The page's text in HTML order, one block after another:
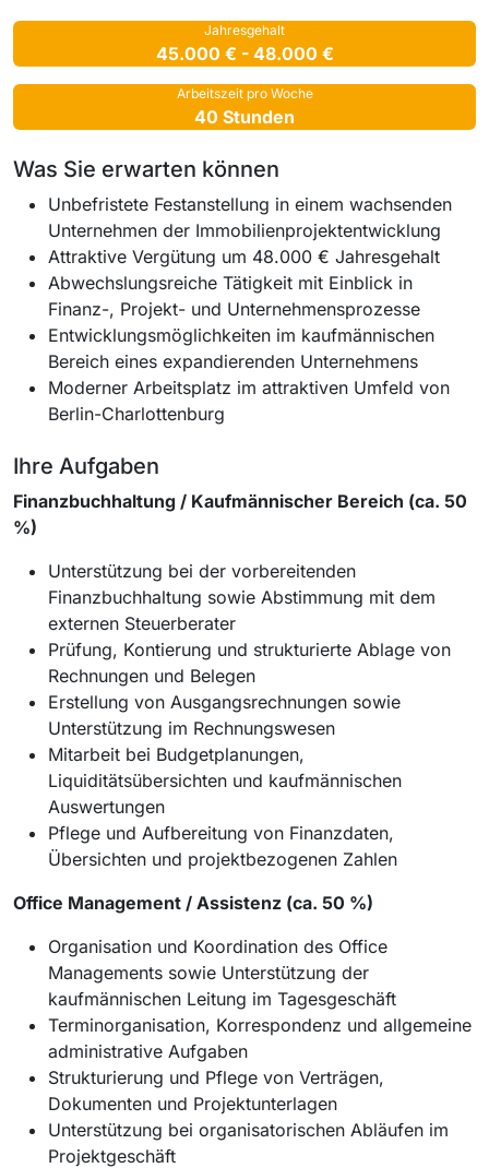
Jahresgehalt
45.000 € - 48.000 €
Arbeitszeit pro Woche
40 Stunden
Was Sie erwarten können
Unbefristete Festanstellung in einem wachsenden
Unternehmen der Immobilienprojektentwicklung
Attraktive Vergütung um 48.000 € Jahresgehalt
Abwechslungsreiche Tätigkeit mit Einblick in
Finanz-, Projekt- und Unternehmensprozesse
Entwicklungsmöglichkeiten im kaufmännischen
Bereich eines expandierenden Unternehmens
Moderner Arbeitsplatz im attraktiven Umfeld von
Berlin-Charlottenburg
Ihre Aufgaben
Finanzbuchhaltung / Kaufmännischer Bereich (ca. 50
%)
Unterstützung bei der vorbereitenden
Finanzbuchhaltung sowie Abstimmung mit dem
externen Steuerberater
Prüfung, Kontierung und strukturierte Ablage von
Rechnungen und Belegen
Erstellung von Ausgangsrechnungen sowie
Unterstützung im Rechnungswesen
Mitarbeit bei Budgetplanungen,
Liquiditätsübersichten und kaufmännischen
Auswertungen
Pflege und Aufbereitung von Finanzdaten,
Übersichten und projektbezogenen Zahlen
Office Management / Assistenz (ca. 50 %)
Organisation und Koordination des Office
Managements sowie Unterstützung der
kaufmännischen Leitung im Tagesgeschäft
Terminorganisation, Korrespondenz und allgemeine
administrative Aufgaben
Strukturierung und Pflege von Verträgen,
Dokumenten und Projektunterlagen
Unterstützung bei organisatorischen Abläufen im
Projektgeschäft